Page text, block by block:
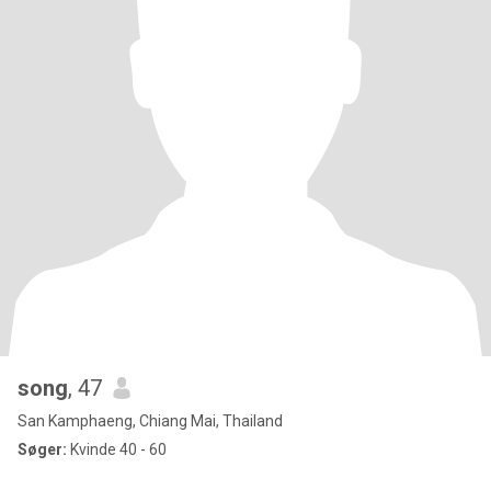
song, 47
San Kamphaeng, Chiang Mai, Thailand
Søger: Kvinde 40 - 60